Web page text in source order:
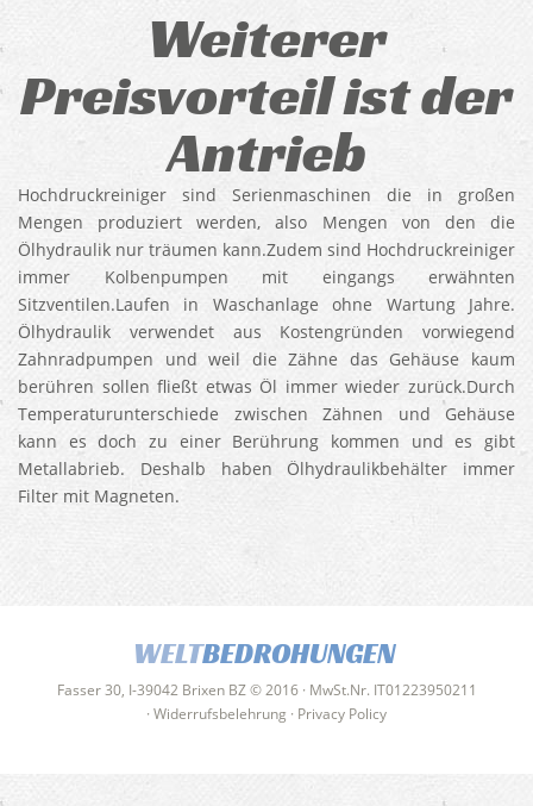
Weiterer
Preisvorteil ist der
Antrieb
Hochdruckreiniger sind Serienmaschinen die in großen
Mengen produziert werden, also Mengen von den die
Ölhydraulik nur träumen kann.Zudem sind Hochdruckreiniger
immer Kolbenpumpen mit eingangs erwähnten
Sitzventilen.Laufen in Waschanlage ohne Wartung Jahre.
Ölhydraulik verwendet aus Kostengründen vorwiegend
Zahnradpumpen und weil die Zähne das Gehäuse kaum
berühren sollen fließt etwas Öl immer wieder zurück.Durch
Temperaturunterschiede zwischen Zähnen und Gehäuse
kann es doch zu einer Berührung kommen und es gibt
Metallabrieb. Deshalb haben Ölhydraulikbehälter immer
Filter mit Magneten.
WELTBEDROHUNGEN
Fasser 30, I-39042 Brixen BZ © 2016 · MwSt.Nr. IT01223950211
· Widerrufsbelehrung · Privacy Policy